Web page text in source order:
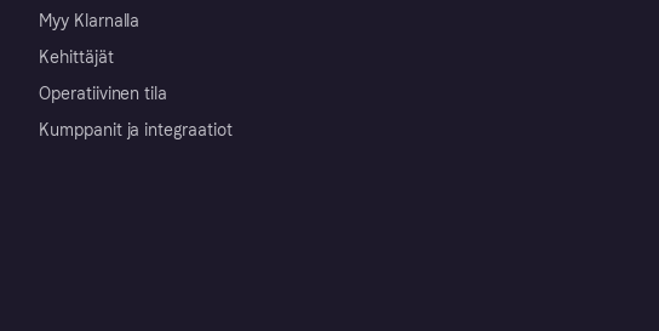
Myy Klarnalla
Kehittäjät
Operatiivinen tila
Kumppanit ja integraatiot